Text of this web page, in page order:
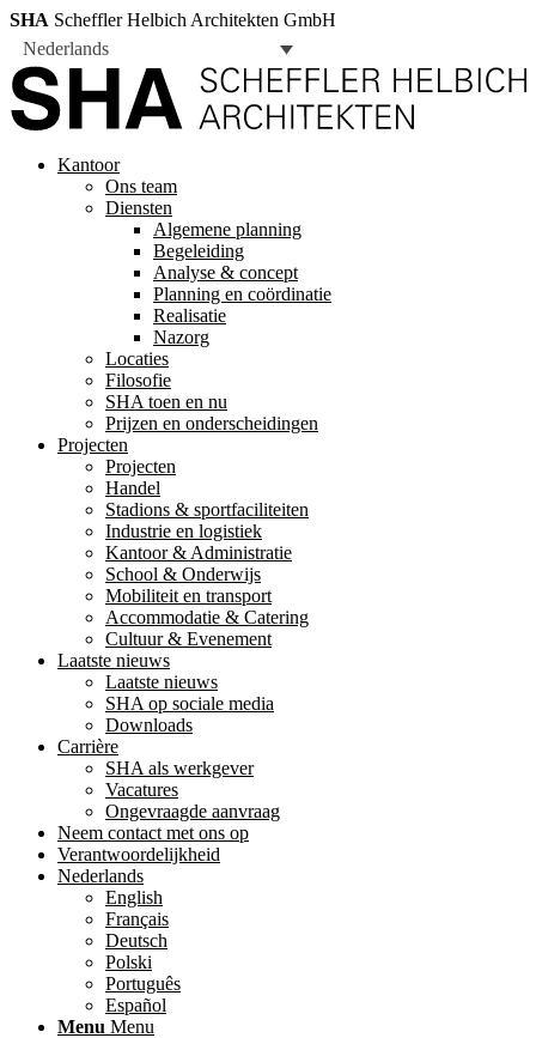
SHA Scheffler Helbich Architekten GmbH
Nederlands
Kantoor
Ons team
Diensten
Algemene planning
Begeleiding
Analyse & concept
Planning en coördinatie
Realisatie
Nazorg
Locaties
Filosofie
SHA toen en nu
Prijzen en onderscheidingen
Projecten
Projecten
Handel
Stadions & sportfaciliteiten
Industrie en logistiek
Kantoor & Administratie
School & Onderwijs
Mobiliteit en transport
Accommodatie & Catering
Cultuur & Evenement
Laatste nieuws
Laatste nieuws
SHA op sociale media
Downloads
Carrière
SHA als werkgever
Vacatures
Ongevraagde aanvraag
Neem contact met ons op
Verantwoordelijkheid
Nederlands
English
Français
Deutsch
Polski
Português
Español
Menu Menu